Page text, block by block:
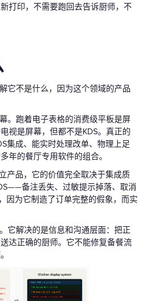
打印，不需要跑回去告诉厨师，不
它不是什么，因为这个领域的产品
。跑着电子表格的消费级平板是屏
视是屏幕，但都不是KDS。真正的
集成、能实时处理改单、物理上足
年的餐厅专用软件的组合。
产品，它的价值完全取决于集成质
备注丢失、过敏提示掉落、取消
为它制造了订单完整的假象，而实
它解决的是信息和沟通层面：把正
达正确的厨师。它不能修复备餐流